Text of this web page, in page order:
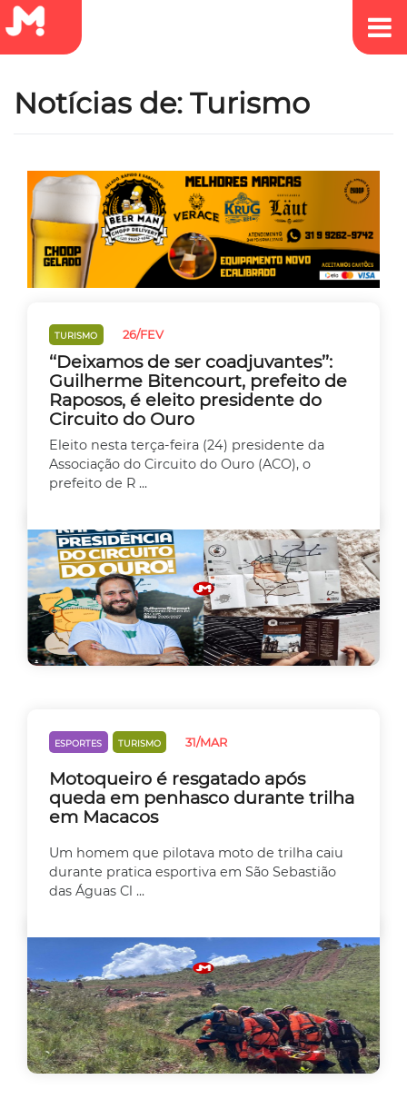
Notícias de: Turismo
TURISMO 26/FEV
‘‘Deixamos de ser coadjuvantes’’:
Guilherme Bitencourt, prefeito de
Raposos, é eleito presidente do
Circuito do Ouro
Eleito nesta terça-feira (24) presidente da
Associação do Circuito do Ouro (ACO), o
prefeito de R ...
ESPORTES TURISMO 31/MAR
Motoqueiro é resgatado após
queda em penhasco durante trilha
em Macacos
Um homem que pilotava moto de trilha caiu
durante pratica esportiva em São Sebastião
das Águas Cl ...